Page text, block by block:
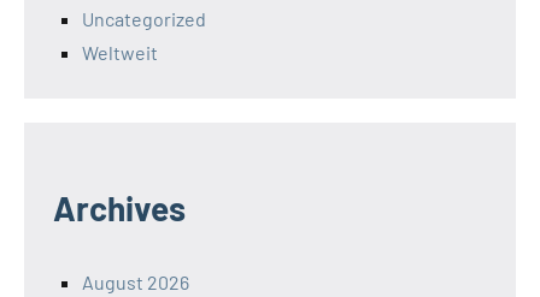
Uncategorized
Weltweit
Archives
August 2026